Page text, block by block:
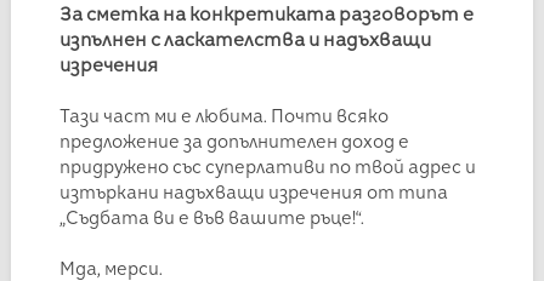
За сметка на конкретиката разговорът е
изпълнен с ласкателства и надъхващи
изречения
Тази част ми е любима. Почти всяко
предложение за допълнителен доход е
придружено със суперлативи по твой адрес и
изтъркани надъхващи изречения от типа
„Съдбата ви е във вашите ръце!“.
Мда, мерси.